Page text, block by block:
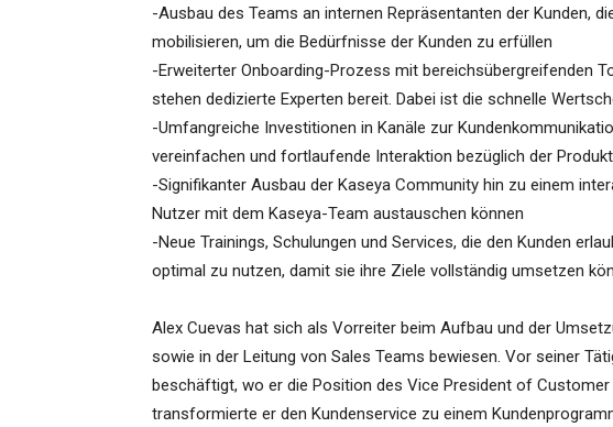
-Ausbau des Teams an internen Repräsentanten der Kunden,
mobilisieren, um die Bedürfnisse der Kunden zu erfüllen
-Erweiterter Onboarding-Prozess mit bereichsübergreifenden
stehen dedizierte Experten bereit. Dabei ist die schnelle
-Umfangreiche Investitionen in Kanäle zur
vereinfachen und fortlaufende Interaktion bezüglich der
-Signifikanter Ausbau der Kaseya Community hin zu einem
Nutzer mit dem Kaseya-Team austauschen können
-Neue Trainings, Schulungen und Services, die den Kunden
optimal zu nutzen, damit sie ihre Ziele vollständig umsetzen
Alex Cuevas hat sich als Vorreiter beim Aufbau und der
sowie in der Leitung von Sales Teams bewiesen. Vor seiner
beschäftigt, wo er die Position des Vice President of
transformierte er den Kundenservice zu einem